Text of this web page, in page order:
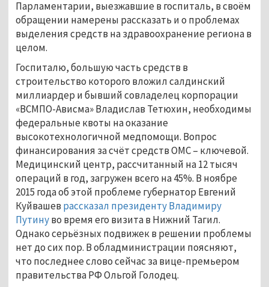
Парламентарии, выезжавшие в госпиталь, в своём
обращении намерены рассказать и о проблемах
выделения средств на здравоохранение региона в
целом.
Госпиталю, большую часть средств в
строительство которого вложил салдинский
миллиардер и бывший совладелец корпорации
«ВСМПО-Ависма» Владислав Тетюхин, необходимы
федеральные квоты на оказание
высокотехнологичной медпомощи. Вопрос
финансирования за счёт средств ОМС – ключевой.
Медицинский центр, рассчитанный на 12 тысяч
операций в год, загружен всего на 45%. В ноябре
2015 года об этой проблеме губернатор Евгений
Куйвашев рассказал президенту Владимиру
Путинуво время его визита в Нижний Тагил.
Однако серьёзных подвижек в решении проблемы
нет до сих пор. В обладминистрации поясняют,
что последнее слово сейчас за вице-премьером
правительства РФ Ольгой Голодец.